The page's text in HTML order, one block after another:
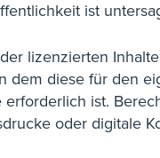
ist
lizenzierten
dem diese für den
erforderlich ist.
oder digitale